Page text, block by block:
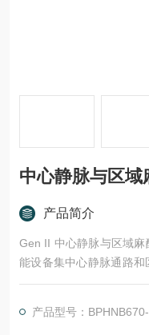
中心静脉与区
产品简介
Gen II 中心静脉与区域
能设备集中心静脉通路和
该设备是与纽约大学关节
--导管培训。
产品型号：